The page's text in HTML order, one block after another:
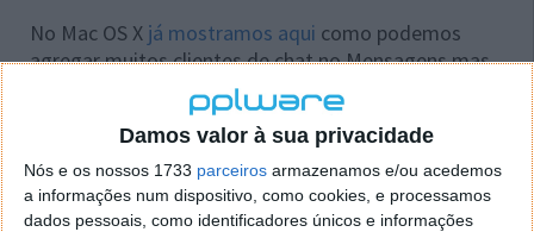
Damos valor à sua privacidade
Nós e os nossos 1733 parceiros armazenamos e/ou acedemos
a informações num dispositivo, como cookies, e processamos
dados pessoais, como identificadores únicos e informações
No Mac OS X já mostramos aqui como podemos
agregar muitos clientes de chat no Mensagens mas
hoje trazemos algo ainda mais completo, o